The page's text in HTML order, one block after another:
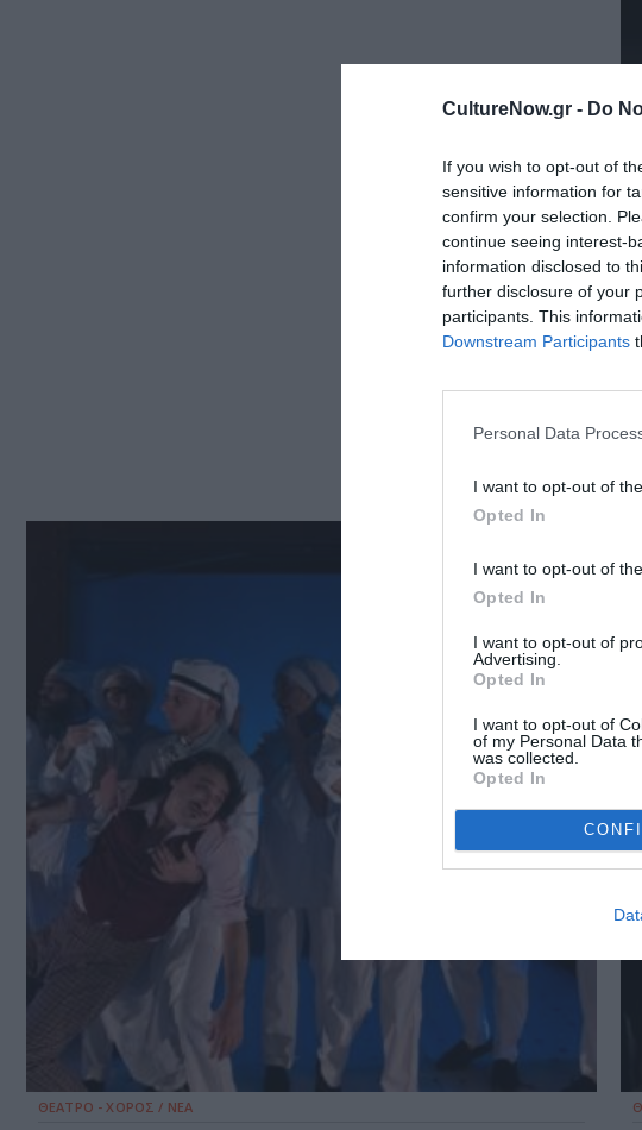
CultureNow.gr - Do
If you wish to opt-out of
sensitive information for
confirm your selection.
continue seeing interest-
information disclosed to
further disclosure of your
participants. This
Downstream Participants
Personal Data
I want to opt-out of
Opted In
I want to opt-out of
Opted In
I want to opt-out of
Advertising.
Opted In
I want to opt-out of
of my Personal Data
was collected.
Opted In
ΘΕΑΤΡΟ - ΧΟΡΟΣ / ΝΕΑ